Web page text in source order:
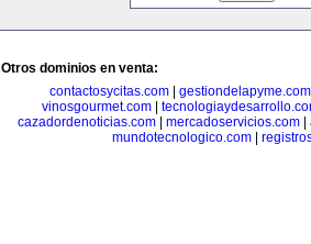
Otros dominios en venta:
contactosycitas.com| gestiondelapyme.com
vinosgourmet.com
cazadordenoticias.com
mercadoservicios.com
mundotecnologico.com|